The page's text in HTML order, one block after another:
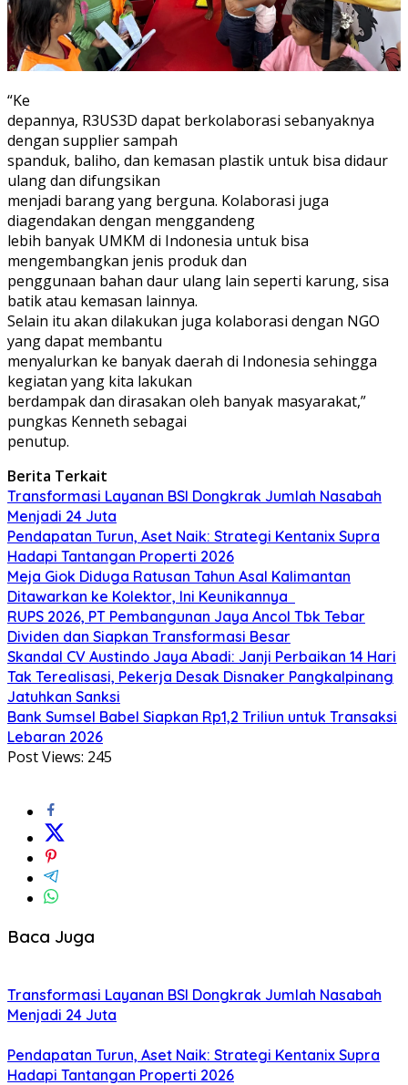
“Ke
depannya, R3US3D dapat berkolaborasi sebanyaknya
dengan supplier sampah
spanduk, baliho, dan kemasan plastik untuk bisa didaur
ulang dan difungsikan
menjadi barang yang berguna. Kolaborasi juga
diagendakan dengan menggandeng
lebih banyak UMKM di Indonesia untuk bisa
mengembangkan jenis produk dan
penggunaan bahan daur ulang lain seperti karung, sisa
batik atau kemasan lainnya.
Selain itu akan dilakukan juga kolaborasi dengan NGO
yang dapat membantu
menyalurkan ke banyak daerah di Indonesia sehingga
kegiatan yang kita lakukan
berdampak dan dirasakan oleh banyak masyarakat,”
pungkas Kenneth sebagai
penutup.
Berita Terkait
Transformasi Layanan BSI Dongkrak Jumlah Nasabah
Menjadi 24 Juta
Pendapatan Turun, Aset Naik: Strategi Kentanix Supra
Hadapi Tantangan Properti 2026
Meja Giok Diduga Ratusan Tahun Asal Kalimantan
Ditawarkan ke Kolektor, Ini Keunikannya
RUPS 2026, PT Pembangunan Jaya Ancol Tbk Tebar
Dividen dan Siapkan Transformasi Besar
Skandal CV Austindo Jaya Abadi: Janji Perbaikan 14 Hari
Tak Terealisasi, Pekerja Desak Disnaker Pangkalpinang
Jatuhkan Sanksi
Bank Sumsel Babel Siapkan Rp1,2 Triliun untuk Transaksi
Lebaran 2026
Post Views: 245
Baca Juga
Transformasi Layanan BSI Dongkrak Jumlah Nasabah
Menjadi 24 Juta
Pendapatan Turun, Aset Naik: Strategi Kentanix Supra
Hadapi Tantangan Properti 2026